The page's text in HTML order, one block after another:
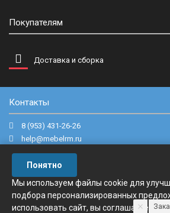
Покупателям
Доставка и сборка
Контакты
8 (953) 431-26-26
help@mebelrm.ru
г. Новомосковск, ул. Маяковского, д.22.
Понятно
Мы используем файлы cookie для
подбора персонализированных
использовать сайт, вы соглашаетесь с